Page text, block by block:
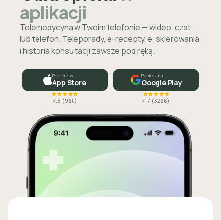
aplikacji
Telemedycyna w Twoim telefonie — wideo, czat
lub telefon. Teleporady, e-recepty, e-skierowania
i historia konsultacji zawsze pod ręką.
Pobierz w
App Store
4,8 (960)
Pobierz na
Google Play
4,7 (3266)